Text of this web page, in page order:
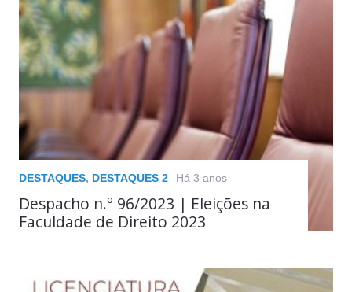
DESTAQUES, DESTAQUES 2 Há 3 anos
Despacho n.º 96/2023 | Eleições na
Faculdade de Direito 2023